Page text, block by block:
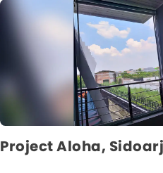
Project Aloha,